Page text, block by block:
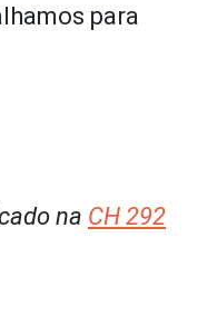
para
na CH 292